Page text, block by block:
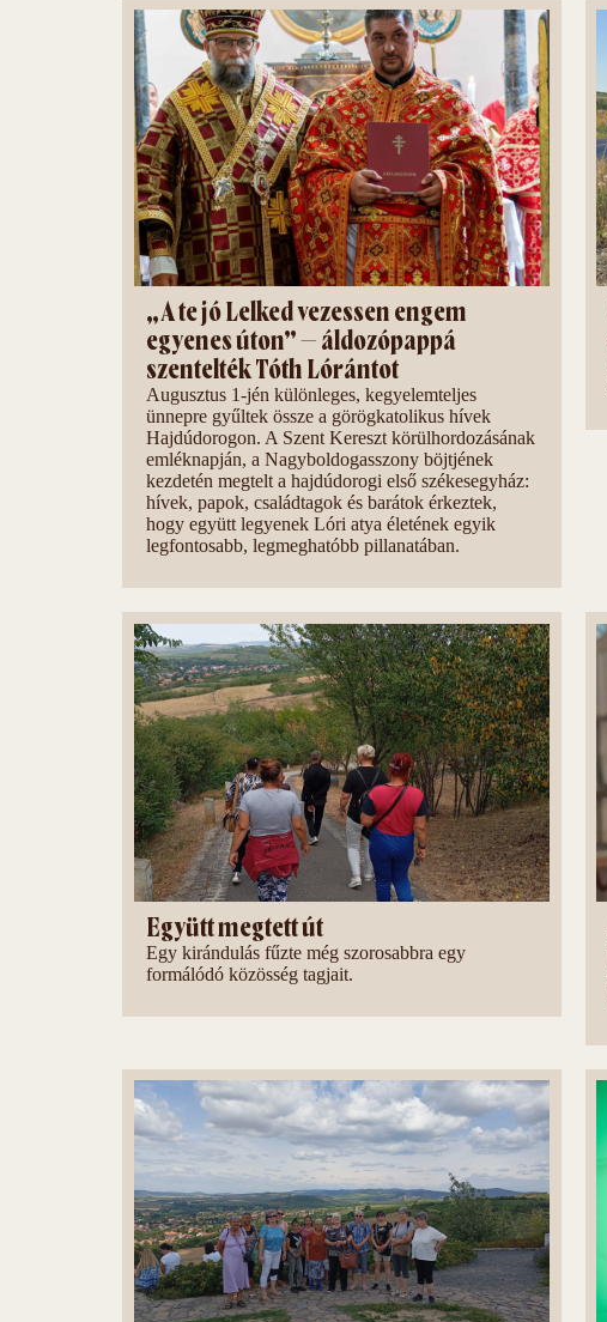
„A te jó Lelked vezessen engem
egyenes úton” – áldozópappá
szentelték Tóth Lórántot
Augusztus 1-jén különleges, kegyelemteljes
ünnepre gyűltek össze a görögkatolikus hívek
Hajdúdorogon. A Szent Kereszt körülhordozásának
emléknapján, a Nagyboldogasszony böjtjének
kezdetén megtelt a hajdúdorogi első székesegyház:
hívek, papok, családtagok és barátok érkeztek,
hogy együtt legyenek Lóri atya életének egyik
legfontosabb, legmeghatóbb pillanatában.
Együtt megtett út
Egy kirándulás fűzte még szorosabbra egy
formálódó közösség tagjait.